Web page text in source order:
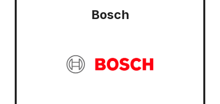
Bosch